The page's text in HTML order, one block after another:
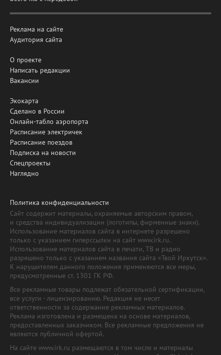
Реклама на сайте
Аудитория сайта
О проекте
Написать редакции
Вакансии
Экокарта
Сделано в России
Онлайн-табло аэропорта
Расписание электричек
Расписание поездов
Подписка на новости
Спецпроекты
Наглядно
Политика конфиденциальности
Сайт содержит материалы, охраняемые авторским правом,
и средства индивидуализации (логотипы, фирменные знаки).
Использование материалов сайта в интернете разрешено
только с указанием гиперссылки на сайт www.irk.ru.
Использование материалов сайта в печати, ТВ и радио
разрешено только с указанием названия сайта «Твой Иркутск».
К нарушителям данного положения применяются все меры,
предусмотренные ст. 1301 ГК РФ.
Все рекламные товары подлежат обязательной сертификации,
все услуги - лицензированию. Редакция не несет
ответственности за содержание рекламных материалов.
Реклама изготовлена и размещена на основе материалов,
предоставленных заказчиком. Все рекламные предложения не
являются публичной офертой.
На сайте www.irk.ru размещаются в том числе и материалы